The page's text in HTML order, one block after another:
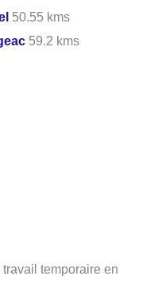
50.55 kms
59.2 kms
temporaire en